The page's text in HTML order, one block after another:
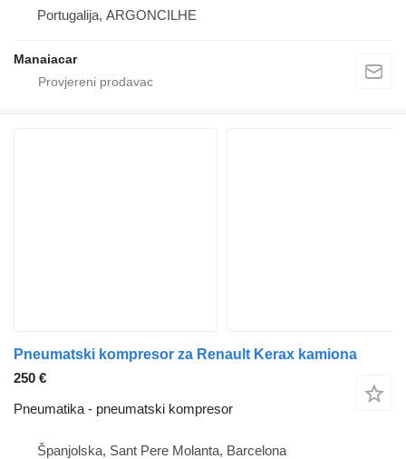
Portugalija, ARGONCILHE
Manaiacar
Pneumatski kompresor za Renault Kerax kamiona
250 €
Pneumatika - pneumatski kompresor
Španjolska, Sant Pere Molanta, Barcelona